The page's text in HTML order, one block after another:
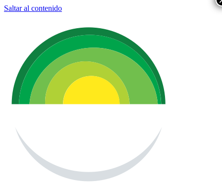
Saltar al contenido